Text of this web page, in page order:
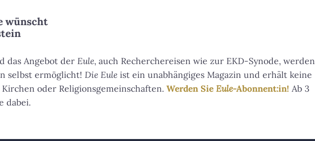
wünscht
das Angebot der Eule, auch Recherchereisen wie zur EKD-Synode, werden
selbst ermöglicht! Die Eule ist ein unabhängiges Magazin und erhält keine
oder Religionsgemeinschaften. Werden Sie Eule-Abonnent:in! Ab 3
dabei.